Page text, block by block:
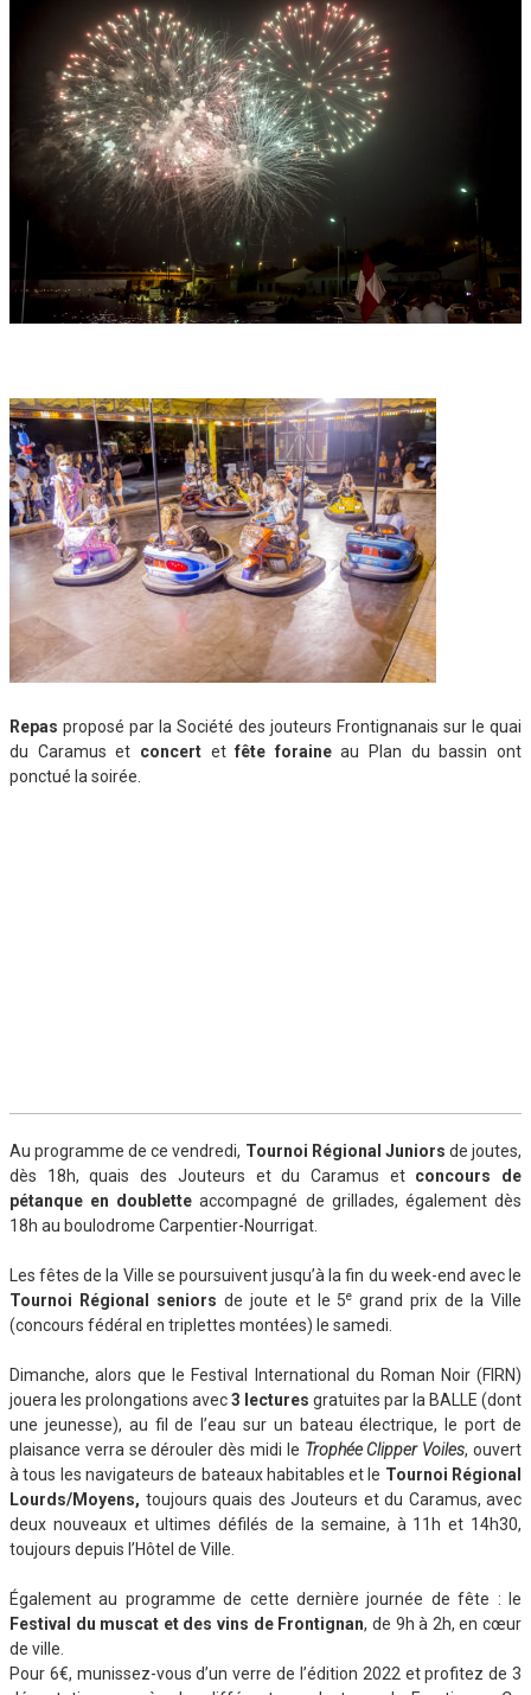
Repas proposé par la Société des jouteurs Frontignanais sur le quai
du Caramus et concert etfête foraineau Plan du bassin ont
ponctué la soirée.
Au programme de ce vendredi, Tournoi Régional Juniors de joutes,
dès 18h, quais des Jouteurs et du Caramus et concours de
pétanque en doublette accompagné de grillades, également dès
18h au boulodrome Carpentier-Nourrigat.
Les fêtes de la Ville se poursuivent jusqu’à la fin du week-end avec le
Tournoi Régional seniors de joute et le 5e grand prix de la Ville
(concours fédéral en triplettes montées) le samedi.
Dimanche, alors que le Festival International du Roman Noir (FIRN)
jouera les prolongations avec3 lectures gratuites par la BALLE (dont
une jeunesse), au fil de l’eau sur un bateau électrique, le port de
plaisance verra se dérouler dès midi le Trophée Clipper Voiles, ouvert
à tous les navigateurs de bateaux habitables et le Tournoi Régional
Lourds/Moyens, toujours quais des Jouteurs et du Caramus, avec
deux nouveaux et ultimes défilés de la semaine, à 11h et 14h30,
toujours depuis l’Hôtel de Ville.
Également au programme de cette dernière journée de fête : le
Festival du muscat et des vins de Frontignan, de 9h à 2h, en cœur
de ville.
Pour 6€, munissez-vous d’un verre de l’édition 2022 et profitez de 3